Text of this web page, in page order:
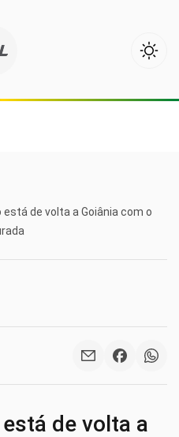
está de volta a Goiânia com o
de volta a